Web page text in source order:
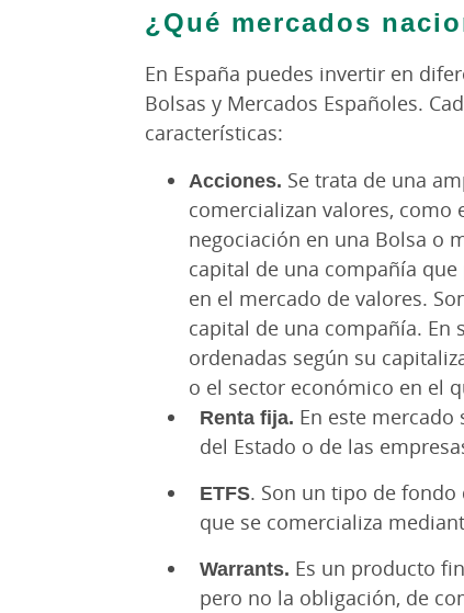
¿Qué mercados
En España puedes invertir en
Bolsas y Mercados Españoles.
características:
Acciones. Se trata de una
comercializan valores, como
negociación en una Bolsa o
capital de una compañía
en el mercado de valores.
capital de una compañía. En
ordenadas según su
o el sector económico en el
Renta fija. En este
del Estado o de las
ETFS. Son un tipo de
que se comercializa
Warrants. Es un producto
pero no la obligación, de